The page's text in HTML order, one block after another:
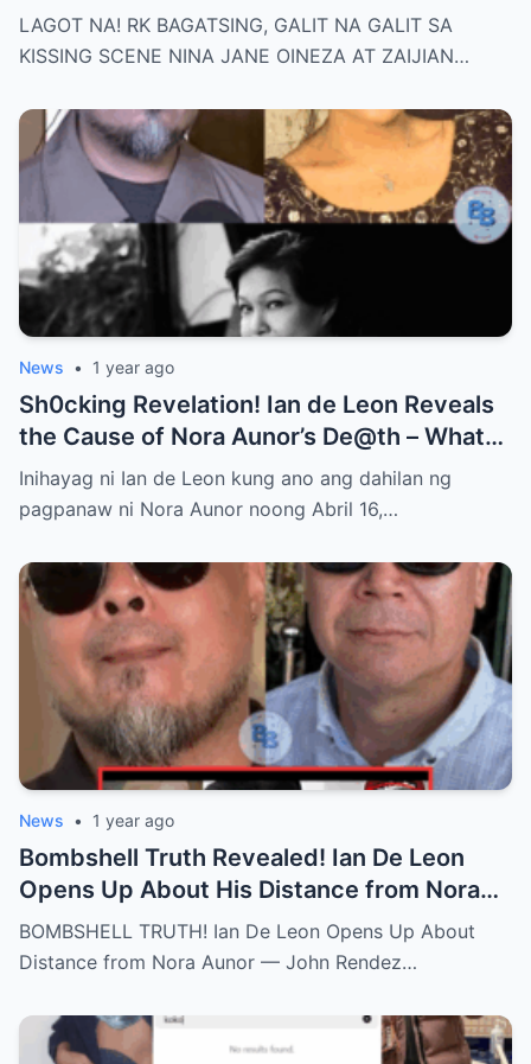
Ki$$ing Scene with Zaijian Jaranilla —
Tension Rises Behind the Scenes as Fans
Line for the Real-Life Couple?
LAGOT NA! RK BAGATSING, GALIT NA GALIT SA
KISSING SCENE NINA JANE OINEZA AT ZAIJIAN…
News • 1 year ago
Sh0cking Revelation! Ian de Leon Reveals
the Cause of Nora Aunor’s De@th – What
Hidden Truth Lies Behind the Passing of a
Legend?
Inihayag ni Ian de Leon kung ano ang dahilan ng
pagpanaw ni Nora Aunor noong Abril 16,…
News • 1 year ago
Bombshell Truth Revealed! Ian De Leon
Opens Up About His Distance from Nora
Aunor – John Rendez Accused of Causing
an Irreparable Rift in the Family!
BOMBSHELL TRUTH! Ian De Leon Opens Up About
Distance from Nora Aunor — John Rendez…